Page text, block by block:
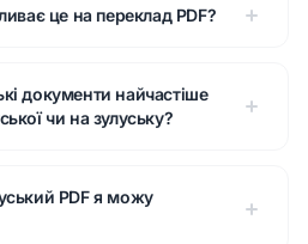
це на переклад PDF?
документи найчастіше
чи на зулуську?
PDF я можу